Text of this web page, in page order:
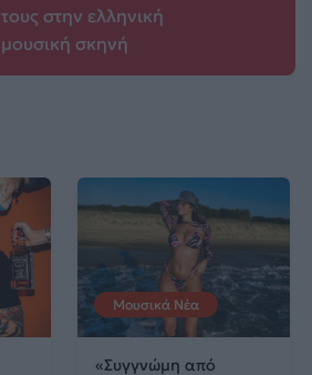
τους στην ελληνική
μουσική σκηνή
Μουσικά Νέα
«Συγγνώμη από